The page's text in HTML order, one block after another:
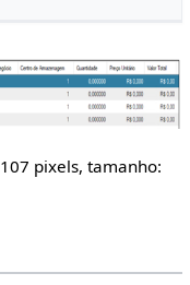
pixels, tamanho: